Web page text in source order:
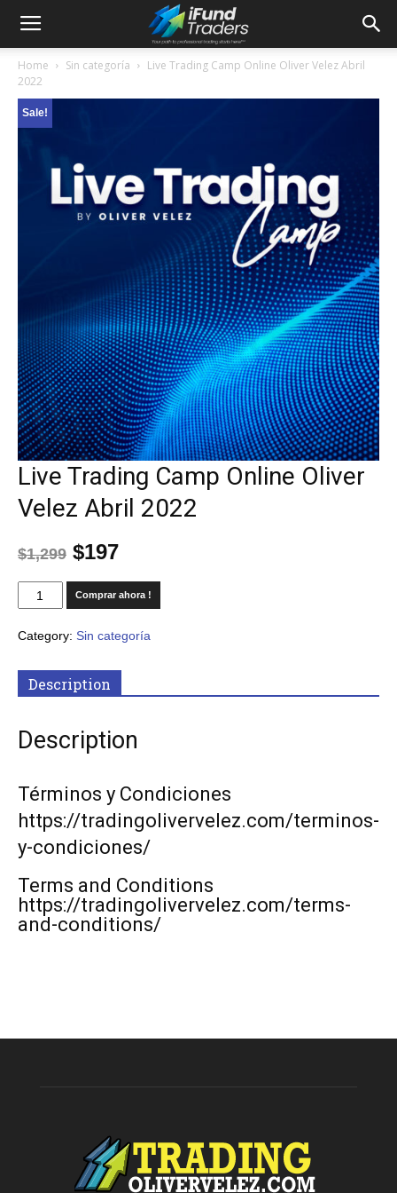
Home Sin categoría
Live Trading Camp Online Oliver Velez Abril
2022
Sale!
Live Trading Camp Online Oliver
Velez Abril 2022
$1,299 $197
Comprar ahora !
Category: Sin categoría
Description
Description
Términos y Condiciones
https://tradingolivervelez.com/terminos-
y-condiciones/
Terms and Conditions
https://tradingolivervelez.com/terms-
and-conditions/